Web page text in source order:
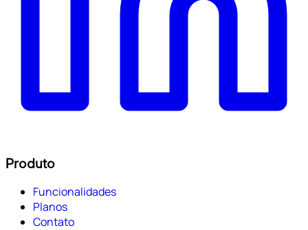
Produto
Funcionalidades
Planos
Contato